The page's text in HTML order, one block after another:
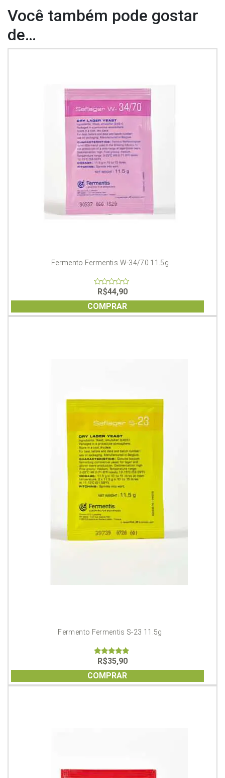
Você também pode gostar
de…
Fermento Fermentis W-34/70 11.5g
of
5
R$44,90
COMPRAR
Fermento Fermentis S-23 11.5g
5.00
out of 5
R$35,90
COMPRAR